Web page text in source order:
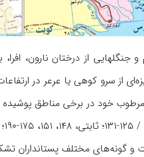
از درختان نارون،
از سرو کوهی یا عرعر در
خود در برخی مناطق پوشیده
و گونه‌های مختلف پستانداران